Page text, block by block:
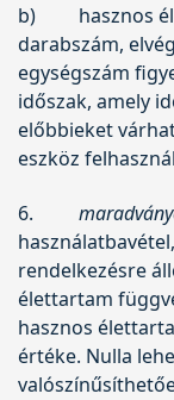
b)
hasznos
darabszám,
egységszám
időszak, amely
előbbieket
eszköz
6.
rendelkezésre
élettartam
hasznos
értéke. Nulla